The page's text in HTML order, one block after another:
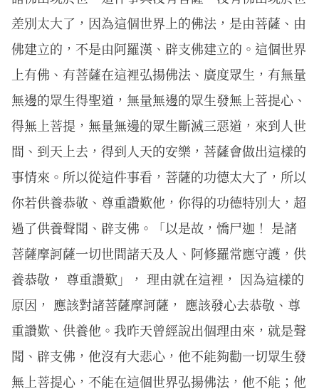
差別太大了，因為這個世界上的佛法，是由菩薩、由
佛建立的，不是由阿羅漢、辟支佛建立的。這個世界
上有佛、有菩薩在這裡弘揚佛法、廣度眾生，有無量
無邊的眾生得聖道，無量無邊的眾生發無上菩提心、
得無上菩提，無量無邊的眾生斷滅三惡道，來到人世
間、到天上去，得到人天的安樂，菩薩會做出這樣的
事情來。所以從這件事看，菩薩的功德太大了，所以
你若供養恭敬、尊重讚歎他，你得的功德特別大，超
過了供養聲聞、辟支佛。「以是故，憍尸迦！ 是諸
菩薩摩訶薩一切世間諸天及人、阿修羅常應守護，供
養恭敬， 尊重讚歎」， 理由就在這裡， 因為這樣的
原因， 應該對諸菩薩摩訶薩， 應該發心去恭敬、尊
重讚歎、供養他。我昨天曾經說出個理由來，就是聲
聞、辟支佛，他沒有大悲心，他不能夠勸一切眾生發
無上菩提心，不能在這個世界弘揚佛法，他不能；他